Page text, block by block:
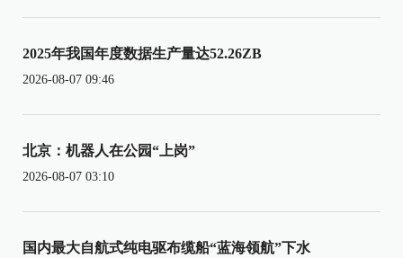
2025年我国年度数据生产量达52.26ZB
2026-08-07 09:46
北京：机器人在公园“上岗”
2026-08-07 03:10
国内最大自航式纯电驱布缆船“蓝海领航”下水